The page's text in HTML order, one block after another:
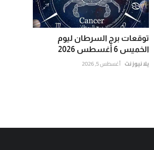
توقعات برج السرطان ليوم
الخميس 6 أغسطس 2026
يلا نيوز نت أغسطس 5, 2026